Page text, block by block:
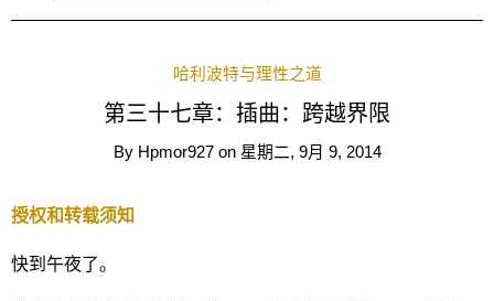
哈利波特与理性之道
第三十七章：插曲：跨越界限
By Hpmor927 on 星期二, 9月 9, 2014
授权和转载须知
快到午夜了。